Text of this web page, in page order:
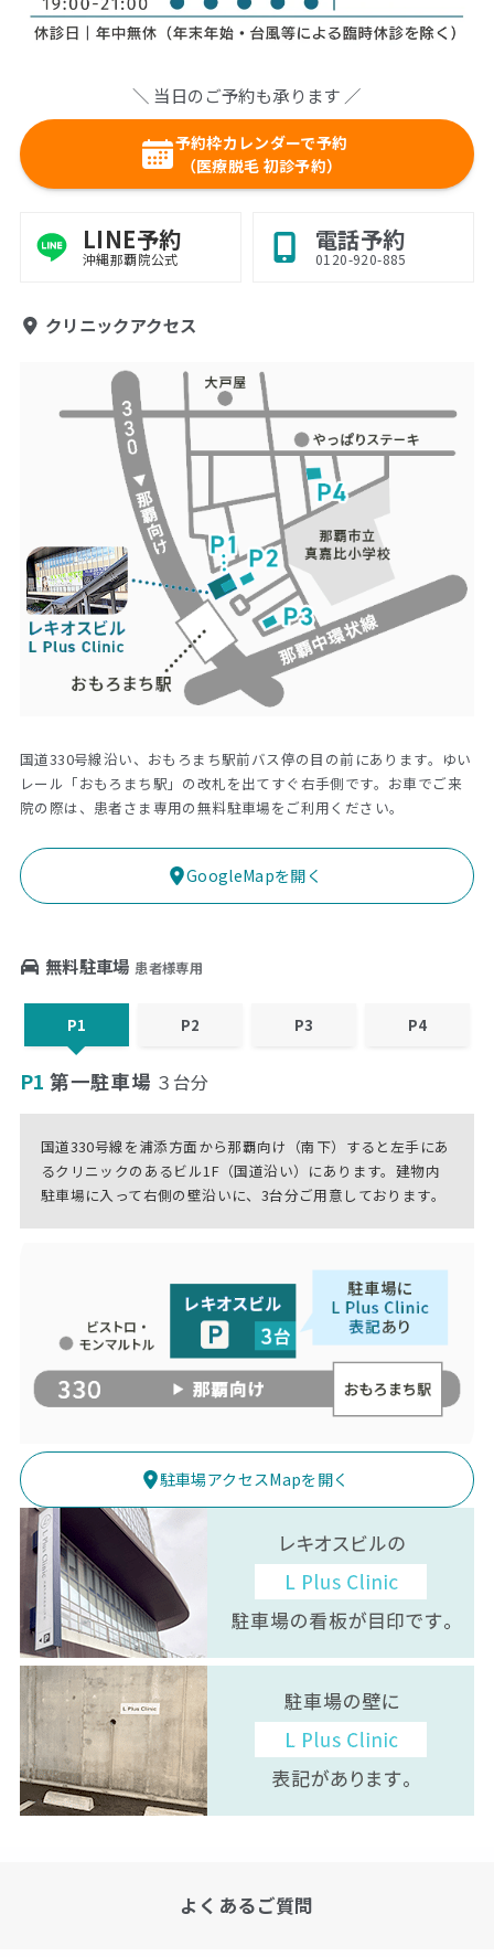
＼ 当日のご予約も承ります ／
予約枠カレンダーで予約
（医療脱毛 初診予約）
LINE予約
沖縄那覇院公式
電話予約
0120-920-885
クリニックアクセス
国道330号線沿い、おもろまち駅前バス停の目の前にあります。ゆい
レール「おもろまち駅」の改札を出てすぐ右手側です。お車でご来
院の際は、患者さま専用の無料駐車場をご利用ください。
GoogleMapを開く
無料駐車場 患者様専用
P1 P2 P3 P4
P1 第一駐車場 ３台分
国道330号線を浦添方面から那覇向け（南下）すると左手にあ
るクリニックのあるビル1F（国道沿い）にあります。建物内
駐車場に入って右側の壁沿いに、3台分ご用意しております。
駐車場アクセスMapを開く
よくあるご質問